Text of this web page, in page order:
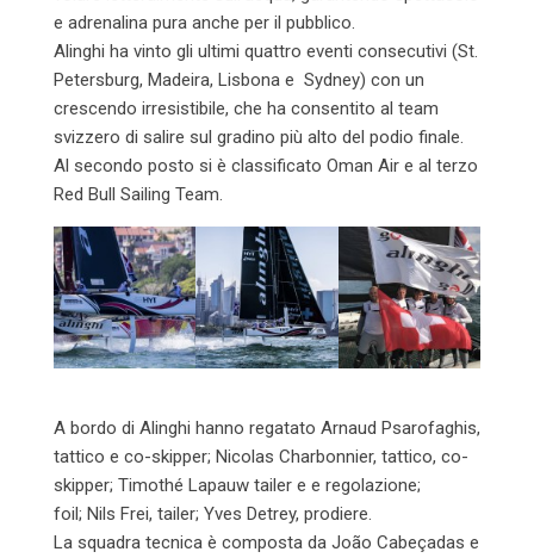
e adrenalina pura anche per il pubblico.
Alinghi ha vinto gli ultimi quattro eventi consecutivi (St.
Petersburg, Madeira, Lisbona e Sydney) con un
crescendo irresistibile, che ha consentito al team
svizzero di salire sul gradino più alto del podio finale.
Al secondo posto si è classificato Oman Air e al terzo
Red Bull Sailing Team.
A bordo di Alinghi hanno regatato Arnaud Psarofaghis,
tattico e co-skipper; Nicolas Charbonnier, tattico, co-
skipper; Timothé Lapauw tailer e e regolazione;
foil; Nils Frei, tailer; Yves Detrey, prodiere.
La squadra tecnica è composta da João Cabeçadas e